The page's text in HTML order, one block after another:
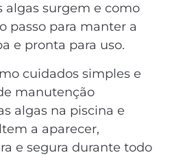
algas surgem e como
passo para manter a
e pronta para uso.
cuidados simples e
manutenção
algas na piscina e
a aparecer,
e segura durante todo